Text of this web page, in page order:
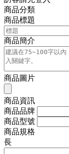
商品分類
商品標題
商品簡介
商品圖片
商品資訊
商品品牌
商品型號
商品規格
長